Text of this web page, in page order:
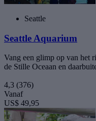
Seattle
Seattle Aquarium
Vang een glimp op van het
de Stille Oceaan en
4,3 (376)
Vanaf
US$ 49,95